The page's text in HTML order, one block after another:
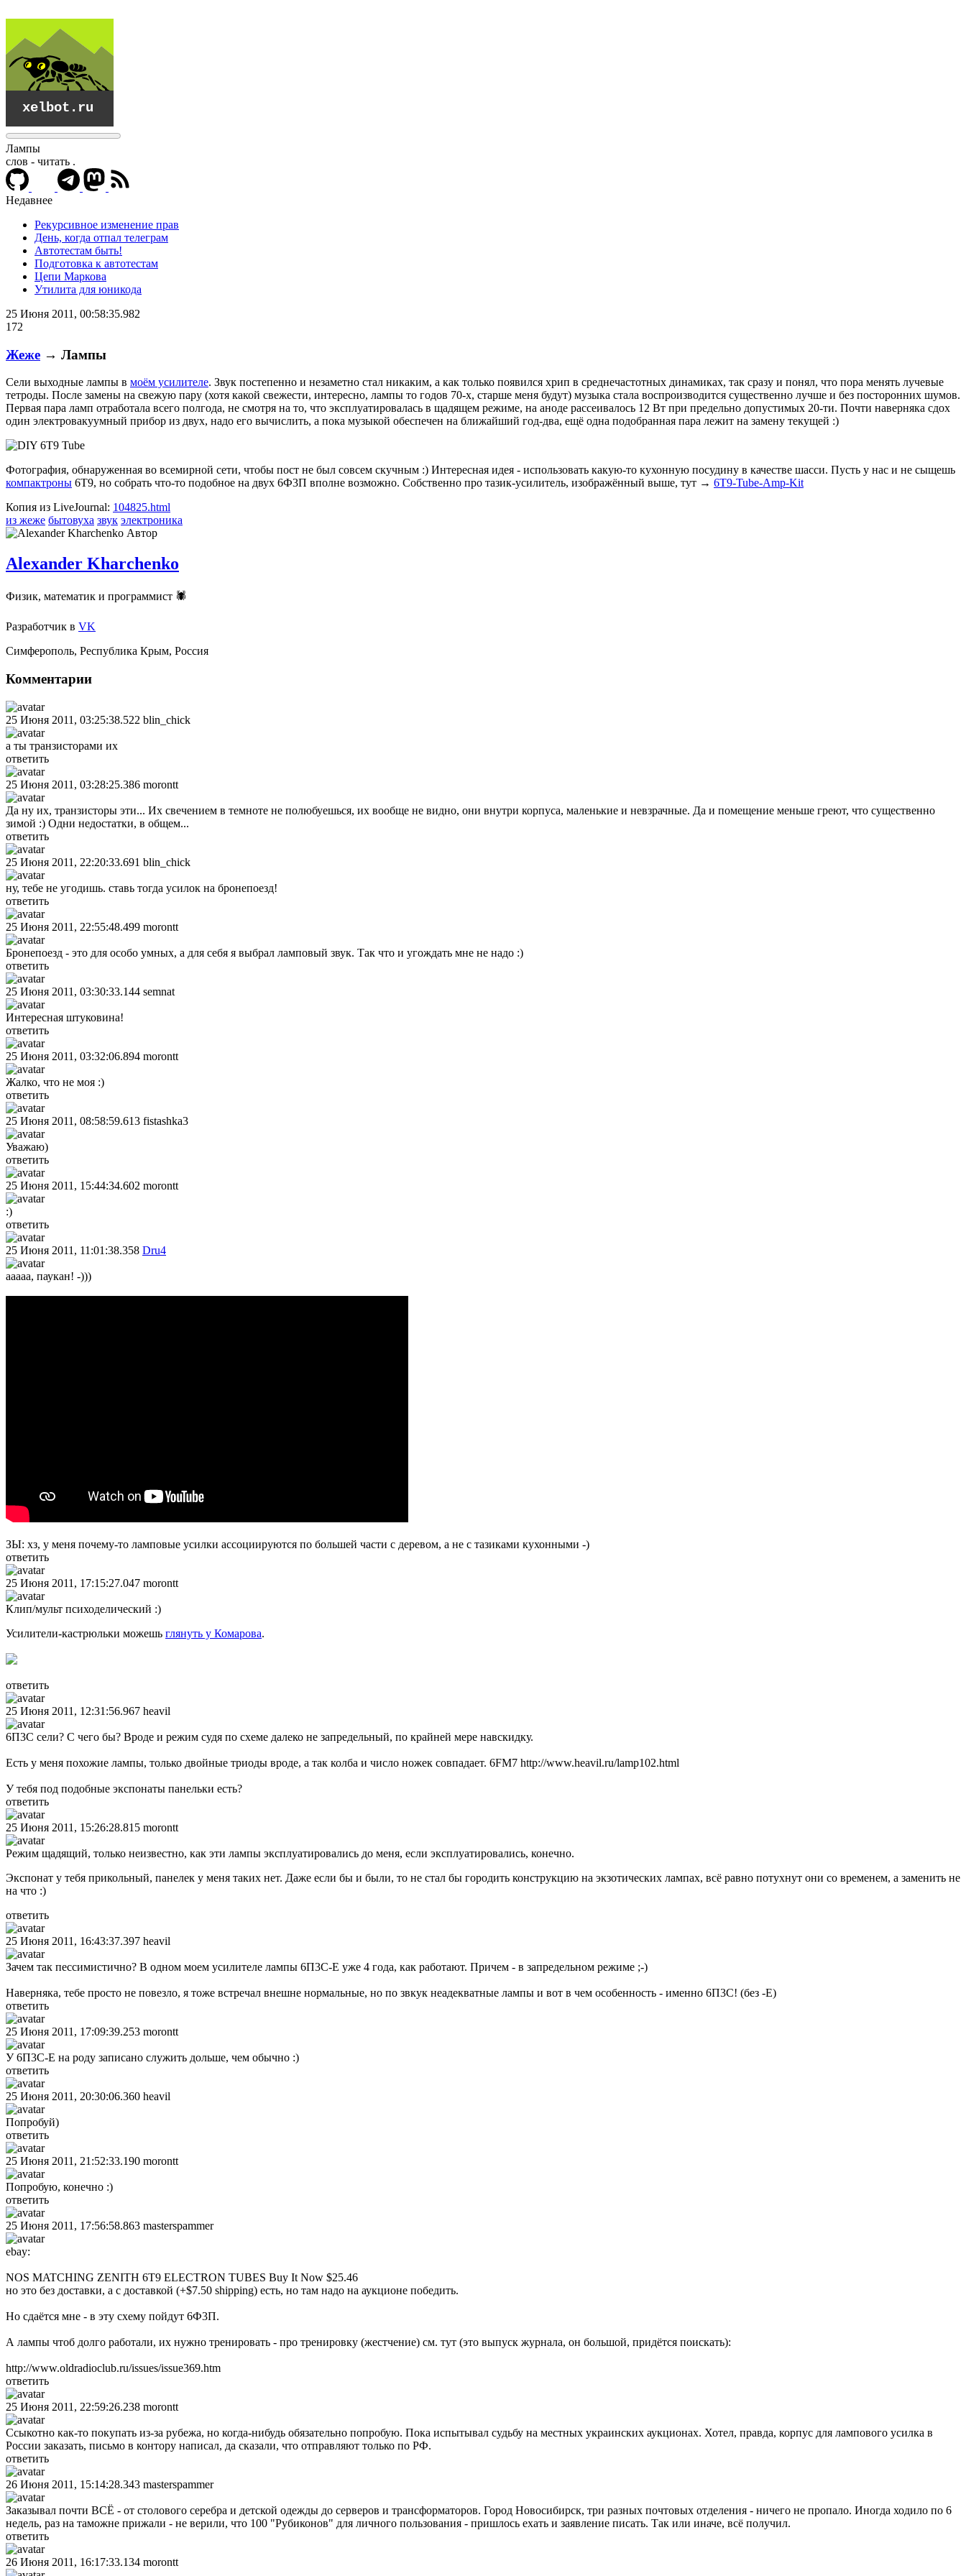
xelbot.ru
Лампы
слов - читать .
Недавнее
Рекурсивное изменение прав
День, когда отпал телеграм
Автотестам быть!
Подготовка к автотестам
Цепи Маркова
Утилита для юникода
25 Июня 2011, 00:58:35.982
172
Жеже → Лампы
Сели выходные лампы в моём усилителе. Звук постепенно и незаметно стал никаким, а как только появился хрип в среднечастотных динамиках, так сразу и понял, что пора менять лучевые
тетроды. После замены на свежую пару (хотя какой свежести, интересно, лампы то годов 70-х, старше меня будут) музыка стала воспроизводится существенно лучше и без посторонних шумов.
Первая пара ламп отработала всего полгода, не смотря на то, что эксплуатировалась в щадящем режиме, на аноде рассеивалось 12 Вт при предельно допустимых 20-ти. Почти наверняка сдох
один электровакуумный прибор из двух, надо его вычислить, а пока музыкой обеспечен на ближайший год-два, ещё одна подобранная пара лежит на замену текущей :)
Фотография, обнаруженная во всемирной сети, чтобы пост не был совсем скучным :) Интересная идея - использовать какую-то кухонную посудину в качестве шасси. Пусть у нас и не сыщешь
компактроны 6T9, но собрать что-то подобное на двух 6Ф3П вполне возможно. Собственно про тазик-усилитель, изображённый выше, тут → 6T9-Tube-Amp-Kit
Копия из LiveJournal: 104825.html
из жеже бытовуха звук электроника
Автор
Alexander Kharchenko
Физик, математик и программист 🕷
Разработчик в VK
Симферополь, Республика Крым, Россия
Комментарии
25 Июня 2011, 03:25:38.522 blin_chick
а ты транзисторами их
ответить
25 Июня 2011, 03:28:25.386 morontt
Да ну их, транзисторы эти... Их свечением в темноте не полюбуешься, их вообще не видно, они внутри корпуса, маленькие и невзрачные. Да и помещение меньше греют, что существенно
зимой :) Одни недостатки, в общем...
ответить
25 Июня 2011, 22:20:33.691 blin_chick
ну, тебе не угодишь. ставь тогда усилок на бронепоезд!
ответить
25 Июня 2011, 22:55:48.499 morontt
Бронепоезд - это для особо умных, а для себя я выбрал ламповый звук. Так что и угождать мне не надо :)
ответить
25 Июня 2011, 03:30:33.144 semnat
Интересная штуковина!
ответить
25 Июня 2011, 03:32:06.894 morontt
Жалко, что не моя :)
ответить
25 Июня 2011, 08:58:59.613 fistashka3
Уважаю)
ответить
25 Июня 2011, 15:44:34.602 morontt
:)
ответить
25 Июня 2011, 11:01:38.358 Dru4
ааааа, паукан! -)))
ЗЫ: хз, у меня почему-то ламповые усилки ассоциируются по большей части с деревом, а не с тазиками кухонными -)
ответить
25 Июня 2011, 17:15:27.047 morontt
Клип/мульт психоделический :)
Усилители-кастрюльки можешь глянуть у Комарова.
ответить
25 Июня 2011, 12:31:56.967 heavil
6П3С сели? С чего бы? Вроде и режим судя по схеме далеко не запредельный, по крайней мере навскидку.
Есть у меня похожие лампы, только двойные триоды вроде, а так колба и число ножек совпадает. 6FM7 http://www.heavil.ru/lamp102.html
У тебя под подобные экспонаты панельки есть?
ответить
25 Июня 2011, 15:26:28.815 morontt
Режим щадящий, только неизвестно, как эти лампы эксплуатировались до меня, если эксплуатировались, конечно.
Экспонат у тебя прикольный, панелек у меня таких нет. Даже если бы и были, то не стал бы городить конструкцию на экзотических лампах, всё равно потухнут они со временем, а заменить не
на что :)
ответить
25 Июня 2011, 16:43:37.397 heavil
Зачем так пессимистично? В одном моем усилителе лампы 6П3С-Е уже 4 года, как работают. Причем - в запредельном режиме ;-)
Наверняка, тебе просто не повезло, я тоже встречал внешне нормальные, но по звкук неадекватные лампы и вот в чем особенность - именно 6П3С! (без -Е)
ответить
25 Июня 2011, 17:09:39.253 morontt
У 6П3С-Е на роду записано служить дольше, чем обычно :)
ответить
25 Июня 2011, 20:30:06.360 heavil
Попробуй)
ответить
25 Июня 2011, 21:52:33.190 morontt
Попробую, конечно :)
ответить
25 Июня 2011, 17:56:58.863 masterspammer
ebay:
NOS MATCHING ZENITH 6T9 ELECTRON TUBES Buy It Now $25.46
но это без доставки, а с доставкой (+$7.50 shipping) есть, но там надо на аукционе победить.
Но сдаётся мне - в эту схему пойдут 6Ф3П.
А лампы чтоб долго работали, их нужно тренировать - про тренировку (жестчение) см. тут (это выпуск журнала, он большой, придётся поискать):
http://www.oldradioclub.ru/issues/issue369.htm
ответить
25 Июня 2011, 22:59:26.238 morontt
Ссыкотно как-то покупать из-за рубежа, но когда-нибудь обязательно попробую. Пока испытывал судьбу на местных украинских аукционах. Хотел, правда, корпус для лампового усилка в
России заказать, письмо в контору написал, да сказали, что отправляют только по РФ.
ответить
26 Июня 2011, 15:14:28.343 masterspammer
Заказывал почти ВСЁ - от столового серебра и детской одежды до серверов и трансформаторов. Город Новосибирск, три разных почтовых отделения - ничего не пропало. Иногда ходило по 6
недель, раз на таможне прижали - не верили, что 100 "Рубиконов" для личного пользования - пришлось ехать и заявление писать. Так или иначе, всё получил.
ответить
26 Июня 2011, 16:17:33.134 morontt